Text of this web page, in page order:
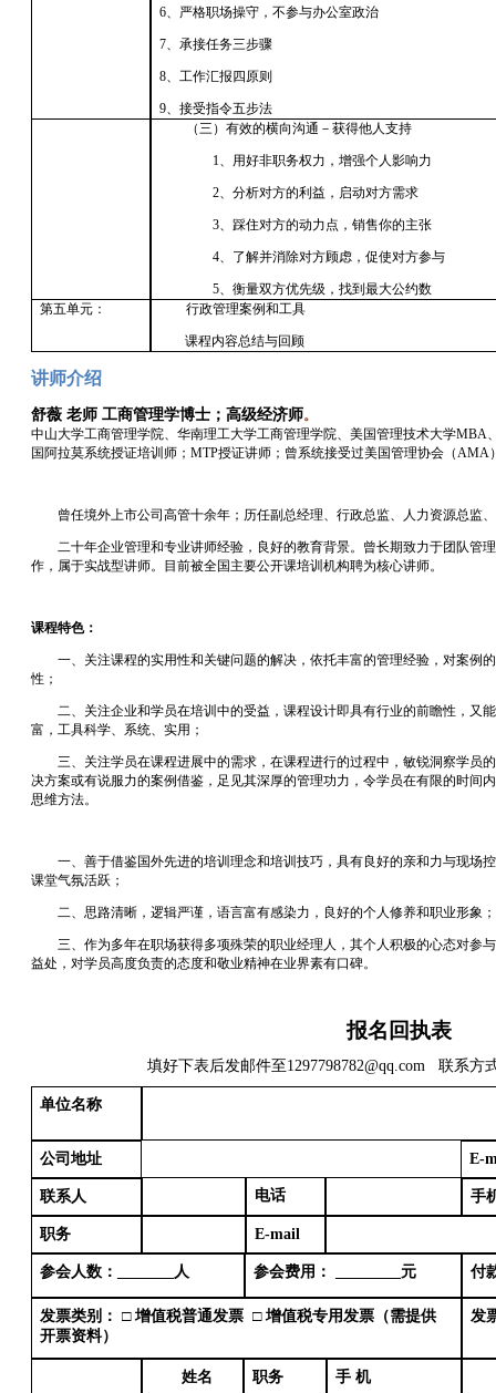
6、严格职场操守，不参与办公室政治
7、承接任务三步骤
8、工作汇报四原则
9、接受指令五步法
（三）有效的横向沟通－获得他人支持
1、用好非职务权力，增强个人影响力
2、分析对方的利益，启动对方需求
3、踩住对方的动力点，销售你的主张
4、了解并消除对方顾虑，促使对方参与
5、衡量双方优先级，找到最大公约数
第五单元：
行政管理案例和工具
课程内容总结与回顾
讲师介绍
舒薇 老师 工商管理学博士；高级经济师。
中山大学工商管理学院、华南理工大学工商管理学院、美国管理技术大学MBA
国阿拉莫系统授证培训师； MTP授证讲师；曾系统接受过美国管理协会（AMA
曾任境外上市公司高管十余年； 历任副总经理、 行政总监、人力资源总监
二十年企业管理和专业讲师经验，良好的教育背景。曾长期致力于团队管
作，属于实战型讲师。目前被全国主要公开课培训机构聘为核心讲师。
课程特色：
一、
关注课程的实用性和关键问题的解决，依托丰富的管理经验，对案例
性；
二、关注企业和学员在培训中的受益，课程设计即具有行业的前瞻性，又
富，工具科学、系统、实用；
三、关注学员在课程进展中的需求，在课程进行的过程中，敏锐洞察学员
决方案或有说服力的案例借鉴，足见其深厚的管理功力，令学员在有限的时间
思维方法。
一、善于借鉴国外先进的培训理念和培训技巧，具有良好的亲和力与现场
课堂气氛活跃；
二、思路清晰，逻辑严谨，语言富有感染力，良好的个人修养和职业形象；
三、作为多年在职场获得多项殊荣的职业经理人，其个人积极的心态对参
益处，对学员高度负责的态度和敬业精神在业界素有口碑。
报名回执表
填好下表后发邮件至 1297798782@qq.com 联系方
单位名称
公司地址 E-
联系人 电话 手
职务 E-mail
参会人数： _人 参会费用： _元 付
发票类别：
□ 增值税普通发票 □ 增值税专用发票（需提供
开票资料）
发
姓名 职务 手 机